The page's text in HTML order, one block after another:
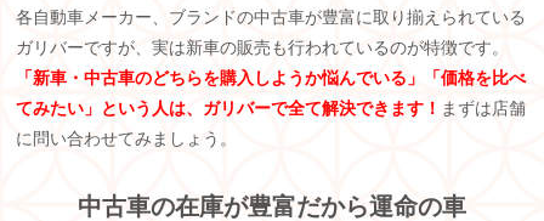
各自動車メーカー、ブランドの中古車が豊富に取り揃えられている
ガリバーですが、実は新車の販売も行われているのが特徴です。
「新車・中古車のどちらを購入しようか悩んでいる」「価格を比べ
てみたい」という人は、ガリバーで全て解決できます！ まずは店舗
に問い合わせてみましょう。
中古車の在庫が豊富だから運命の車